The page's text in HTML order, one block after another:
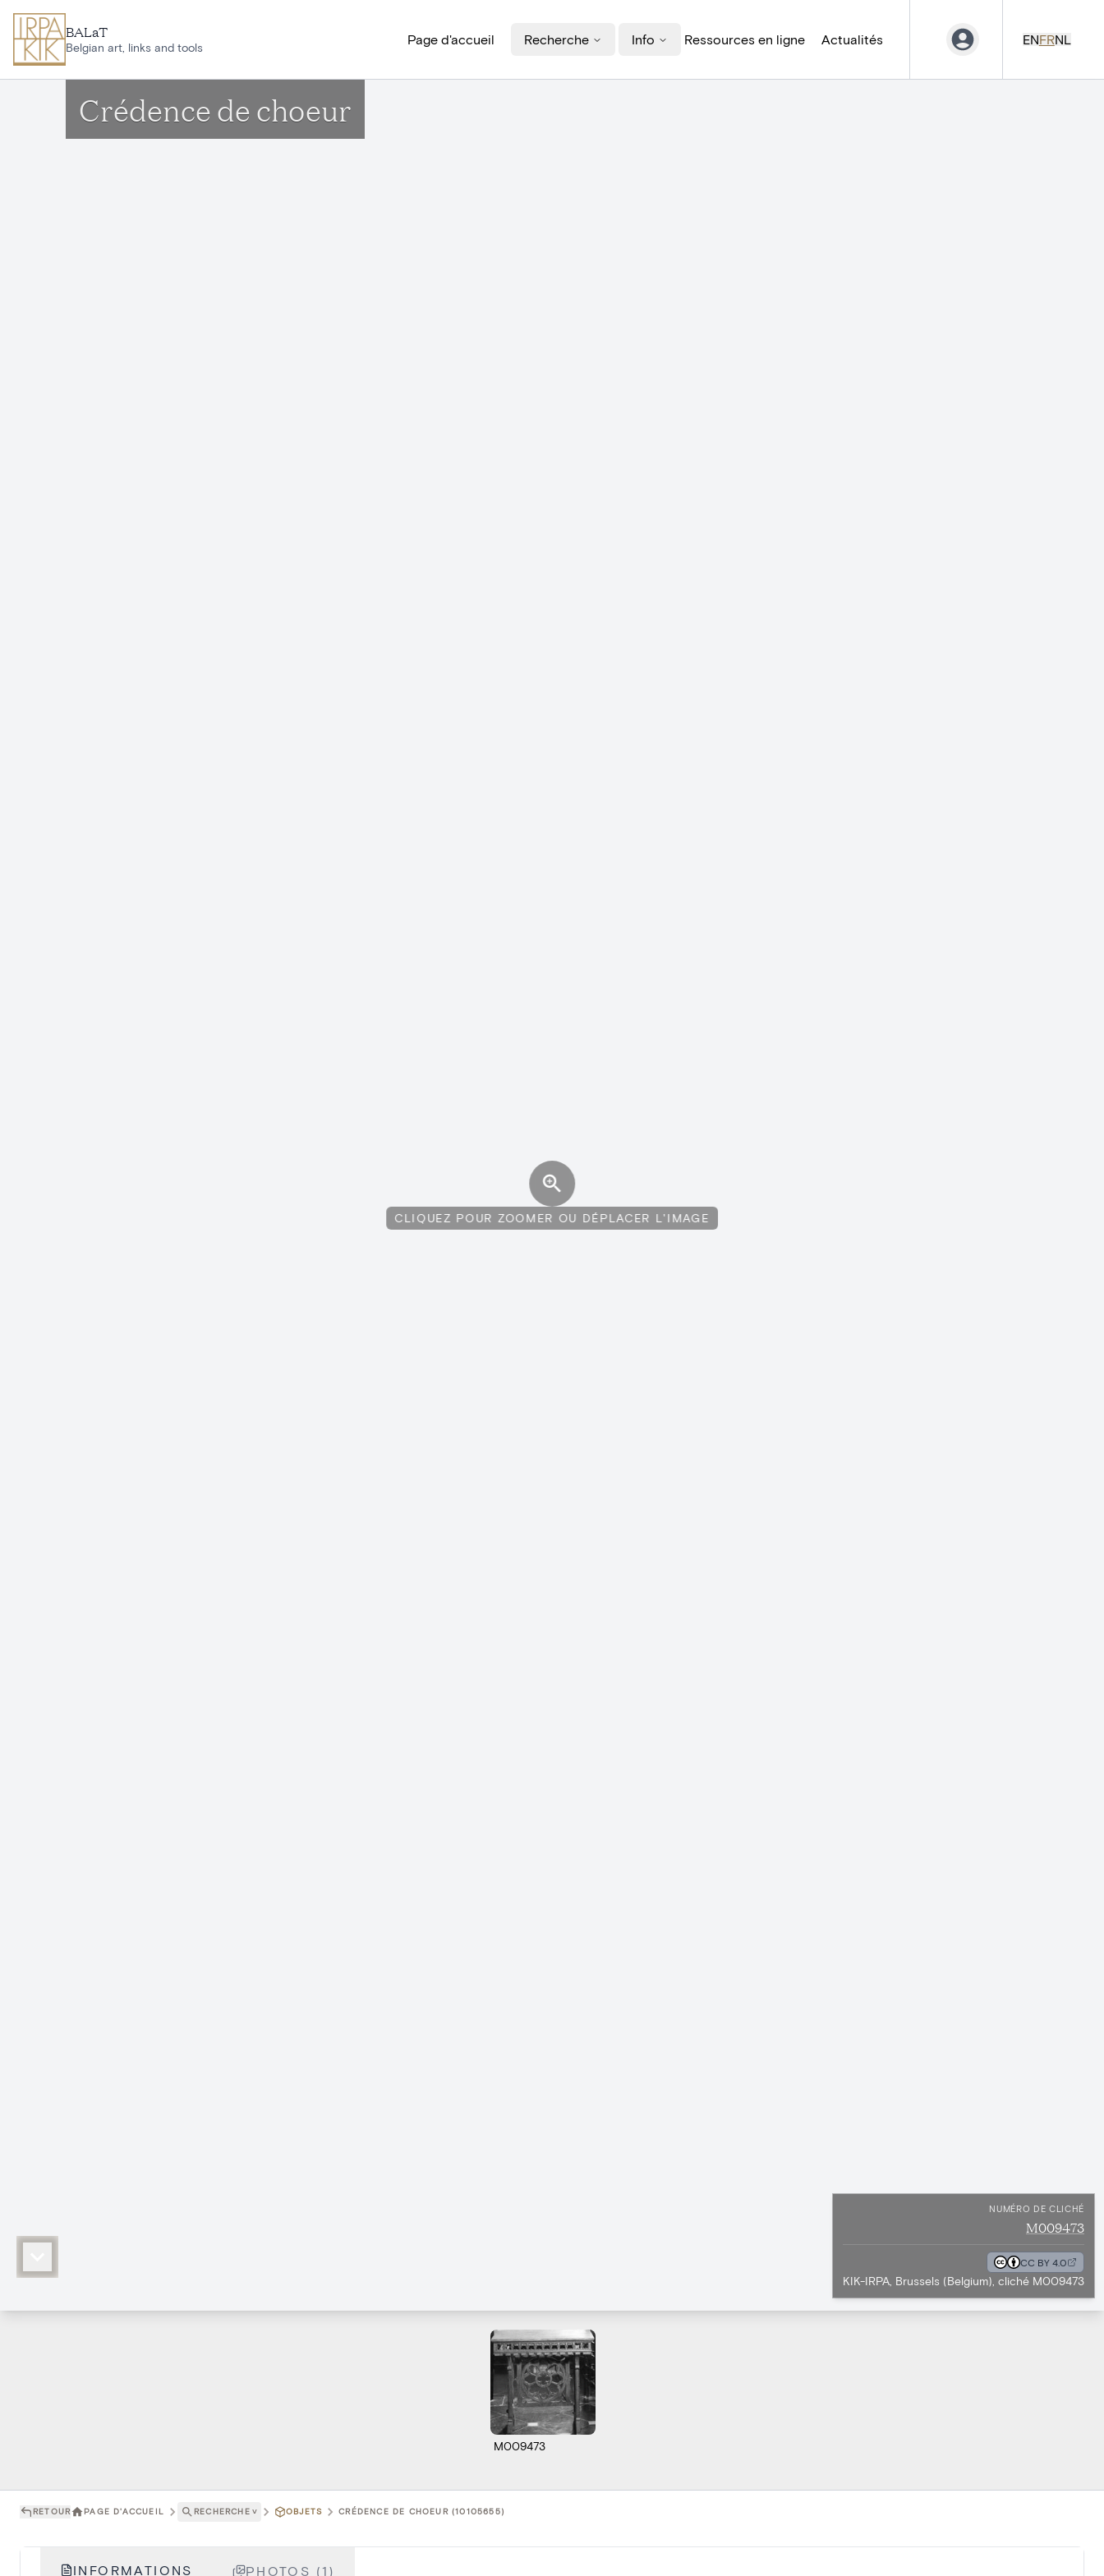
BALaT
Belgian art, links and tools
Page d'accueil Recherche Info Ressources en ligne Actualités ENFRNL
Crédence de choeur
CLIQUEZ POUR ZOOMER OU DÉPLACER L'IMAGE
NUMÉRO DE CLICHÉ
M009473
CC BY 4.0
KIK-IRPA, Brussels (Belgium), cliché M009473
M009473
RETOUR PAGE D'ACCUEIL RECHERCHE ˅ OBJETS CRÉDENCE DE CHOEUR (10105655)
INFORMATIONS PHOTOS (1)